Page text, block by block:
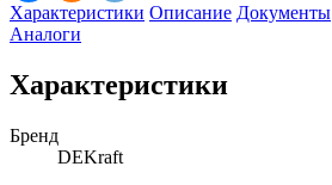
Характеристики Описание Документы
Аналоги
Характеристики
Бренд
DEKraft